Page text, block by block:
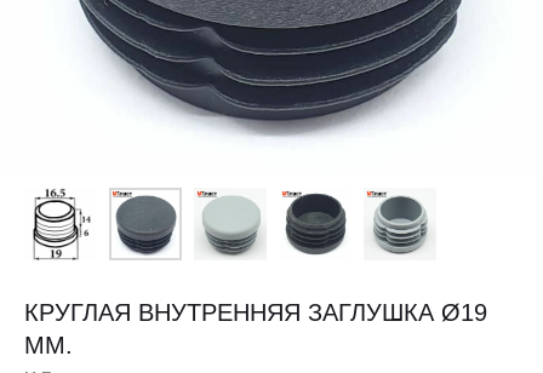
КРУГЛАЯ ВНУТРЕННЯЯ ЗАГЛУШКА Ø19
ММ.